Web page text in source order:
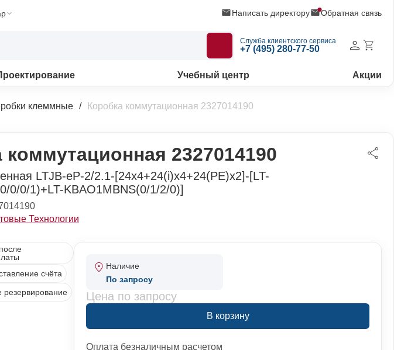
Написать директору Обратная связь
Служба клиентского сервиса
+7 (495) 280-77-50
Учебный центр Акции
клеммные Коробка коммутационная 2327014190
коммутационная 2327014190
LTJB-eP-2/2.1-[24x4+24(i)x4+24(PE)x2]-[LT-
0/0/1)+LT-KBAO1MBNS(0/1/2/0)]
Технологии
счёта
резервирование
Наличие
По запросу
Цена по запросу
В корзину
Оплата безналичным расчетом